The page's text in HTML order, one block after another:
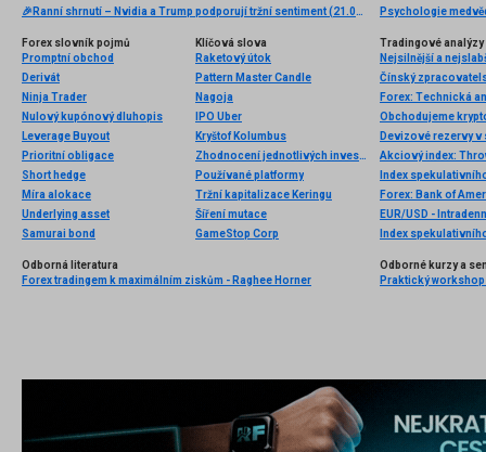
🎉Ranní shrnutí – Nvidia a Trump podporují tržní sentiment (21.05.2026)
Forex slovník pojmů
Promptní obchod
Derivát
Ninja Trader
Nulový kupónový dluhopis
Leverage Buyout
Prioritní obligace
Short hedge
Míra alokace
Underlying asset
Samurai bond
Klíčová slova
Raketový útok
Pattern Master Candle
Nagoja
IPO Uber
Kryštof Kolumbus
Zhodnocení jednotlivých investic
Používané platformy
Tržní kapitalizace Keringu
Šíření mutace
GameStop Corp
Tradingové analýzy
Nejsilnější a
Čínský
Forex: Technická
Devizové rezervy v
Akciový index:
Index
Forex: Bank of
EUR/USD -
Index
Odborná literatura
Forex tradingem k maximálním ziskům - Raghee Horner
Odborné kurzy a